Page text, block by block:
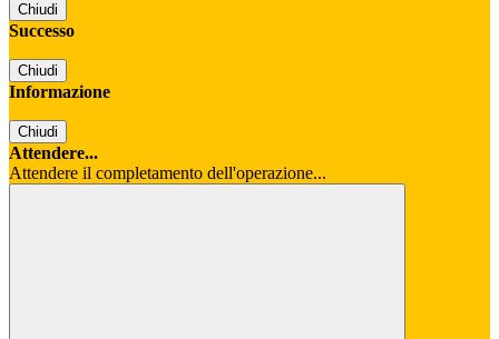
Chiudi
Successo
Chiudi
Informazione
Chiudi
Attendere...
Attendere il completamento dell'operazione...